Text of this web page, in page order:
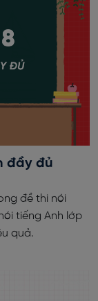
đầy đủ
đề thi nói
tiếng Anh lớp
quả.